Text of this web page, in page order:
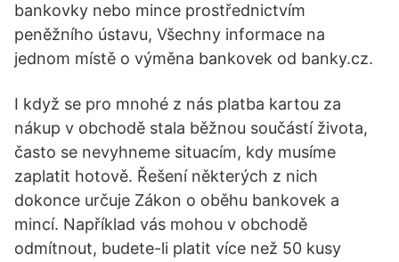
bankovky nebo mince prostřednictvím
peněžního ústavu, Všechny informace na
jednom místě o výměna bankovek od banky.cz.
I když se pro mnohé z nás platba kartou za
nákup v obchodě stala běžnou součástí života,
často se nevyhneme situacím, kdy musíme
zaplatit hotově. Řešení některých z nich
dokonce určuje Zákon o oběhu bankovek a
mincí. Například vás mohou v obchodě
odmítnout, budete-li platit více než 50 kusy